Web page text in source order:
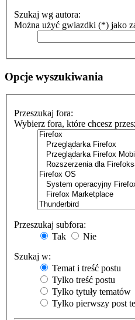
Szukaj wg autora:
Można użyć gwiazdki (*) jako
Opcje wyszukiwania
Przeszukaj fora:
Wybierz fora, które chcesz
Przeszukaj subfora:
Tak
Nie
Szukaj w:
Temat i treść postu
Tylko treść postu
Tylko tytuły tematów
Tylko pierwszy post